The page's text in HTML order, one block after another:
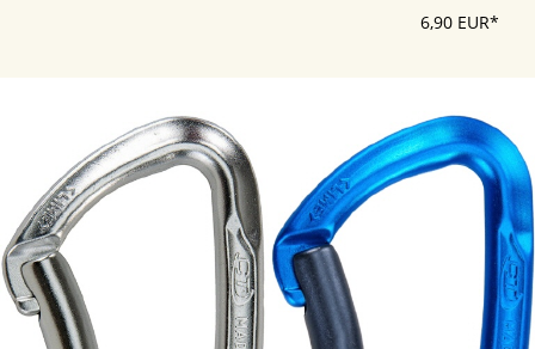
6,90 EUR*